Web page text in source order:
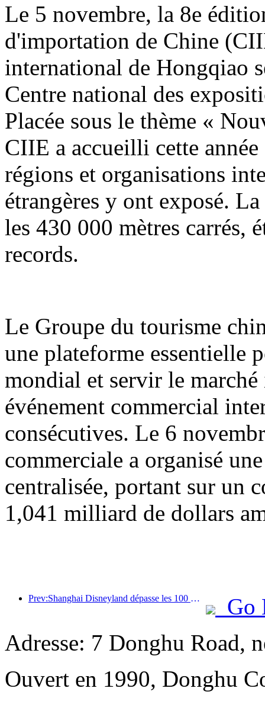
Le 5 novembre, la 8e
d'importation de Chine
international de Hongqiao
Centre national des
Placée sous le thème «
CIIE a accueilli cette
régions et organisations
étrangères y ont exposé.
les 430 000 mètres carrés,
records.
Le Groupe du tourisme
une plateforme essentielle
mondial et servir le
événement commercial
consécutives. Le 6
commerciale a organisé
centralisée, portant sur un
1,041 milliard de dollars
Prev:Shanghai Disneyland dépasse les 100 millions de visiteurs et s'agrandira avec un quatrième hôtel à thème.
Go
Adresse: 7 Donghu Road,
Ouvert en 1990, Donghu